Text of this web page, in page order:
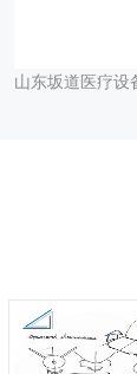
山东坂道医疗设